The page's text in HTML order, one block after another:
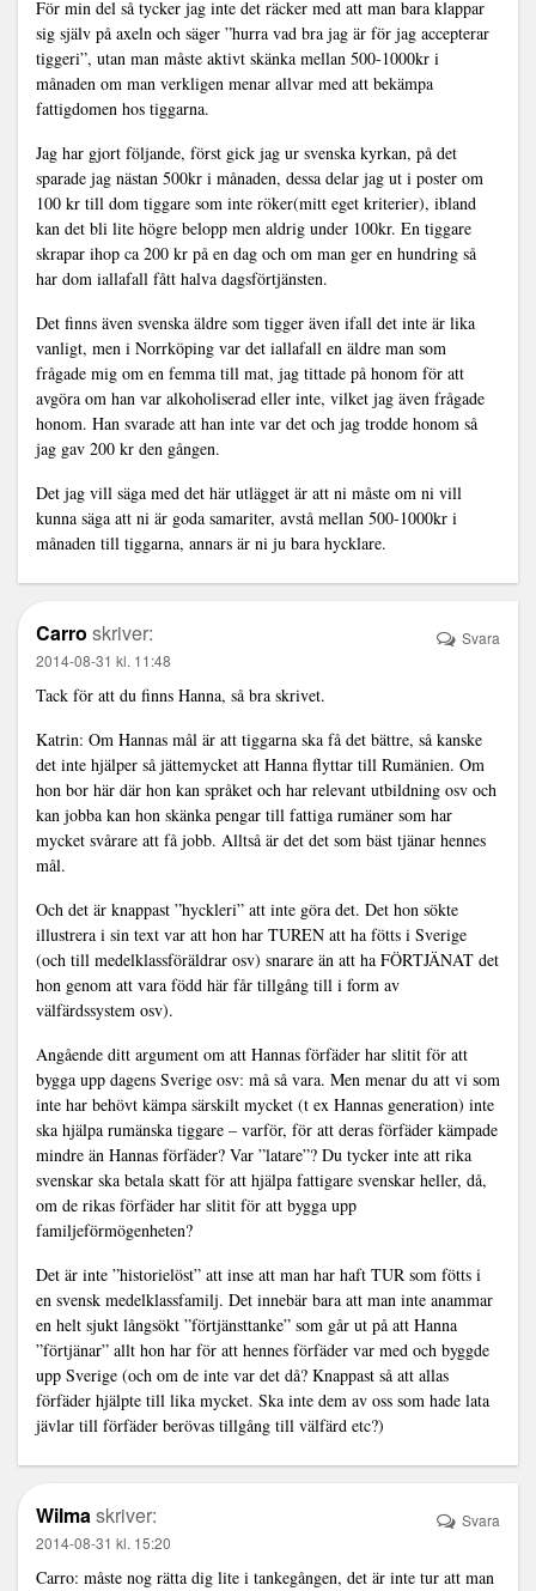
För min del så tycker jag inte det räcker med att man bara klappar
sig själv på axeln och säger ”hurra vad bra jag är för jag accepterar
tiggeri”, utan man måste aktivt skänka mellan 500-1000kr i
månaden om man verkligen menar allvar med att bekämpa
fattigdomen hos tiggarna.
Jag har gjort följande, först gick jag ur svenska kyrkan, på det
sparade jag nästan 500kr i månaden, dessa delar jag ut i poster om
100 kr till dom tiggare som inte röker(mitt eget kriterier), ibland
kan det bli lite högre belopp men aldrig under 100kr. En tiggare
skrapar ihop ca 200 kr på en dag och om man ger en hundring så
har dom iallafall fått halva dagsförtjänsten.
Det finns även svenska äldre som tigger även ifall det inte är lika
vanligt, men i Norrköping var det iallafall en äldre man som
frågade mig om en femma till mat, jag tittade på honom för att
avgöra om han var alkoholiserad eller inte, vilket jag även frågade
honom. Han svarade att han inte var det och jag trodde honom så
jag gav 200 kr den gången.
Det jag vill säga med det här utlägget är att ni måste om ni vill
kunna säga att ni är goda samariter, avstå mellan 500-1000kr i
månaden till tiggarna, annars är ni ju bara hycklare.
Carro skriver:
2014-08-31 kl. 11:48
Tack för att du finns Hanna, så bra skrivet.
Katrin: Om Hannas mål är att tiggarna ska få det bättre, så kanske
det inte hjälper så jättemycket att Hanna flyttar till Rumänien. Om
hon bor här där hon kan språket och har relevant utbildning osv och
kan jobba kan hon skänka pengar till fattiga rumäner som har
mycket svårare att få jobb. Alltså är det det som bäst tjänar hennes
mål.
Och det är knappast ”hyckleri” att inte göra det. Det hon sökte
illustrera i sin text var att hon har TUREN att ha fötts i Sverige
(och till medelklassföräldrar osv) snarare än att ha FÖRTJÄNAT det
hon genom att vara född här får tillgång till i form av
välfärdssystem osv).
Angående ditt argument om att Hannas förfäder har slitit för att
bygga upp dagens Sverige osv: må så vara. Men menar du att vi som
inte har behövt kämpa särskilt mycket (t ex Hannas generation) inte
ska hjälpa rumänska tiggare – varför, för att deras förfäder kämpade
mindre än Hannas förfäder? Var ”latare”? Du tycker inte att rika
svenskar ska betala skatt för att hjälpa fattigare svenskar heller, då,
om de rikas förfäder har slitit för att bygga upp
familjeförmögenheten?
Det är inte ”historielöst” att inse att man har haft TUR som fötts i
en svensk medelklassfamilj. Det innebär bara att man inte anammar
en helt sjukt långsökt ”förtjänsttanke” som går ut på att Hanna
”förtjänar” allt hon har för att hennes förfäder var med och byggde
upp Sverige (och om de inte var det då? Knappast så att allas
förfäder hjälpte till lika mycket. Ska inte dem av oss som hade lata
jävlar till förfäder berövas tillgång till välfärd etc?)
Svara
Wilmaskriver:
2014-08-31 kl. 15:20
Carro: måste nog rätta dig lite i tankegången, det är inte tur att man
Svara